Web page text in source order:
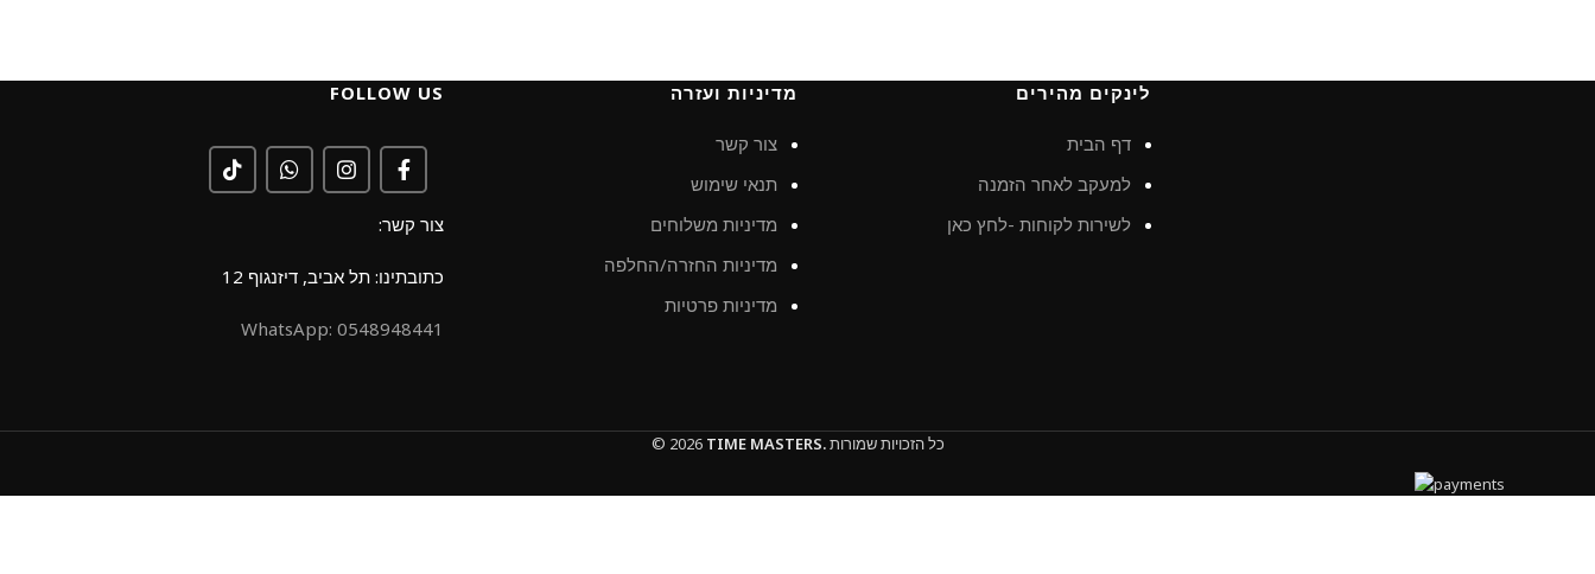
לינקים מהירים
דף הבית
למעקב לאחר הזמנה
לשירות לקוחות -לחץ כאן
מדיניות ועזרה
צור קשר
תנאי שימוש
מדיניות משלוחים
מדיניות החזרה/החלפה
מדיניות פרטיות
FOLLOW US
צור קשר:
כתובתינו: תל אביב, דיזנגוף 12
0548948441 :WhatsApp
© 2026 TIME MASTERS.כל הזכויות שמורות